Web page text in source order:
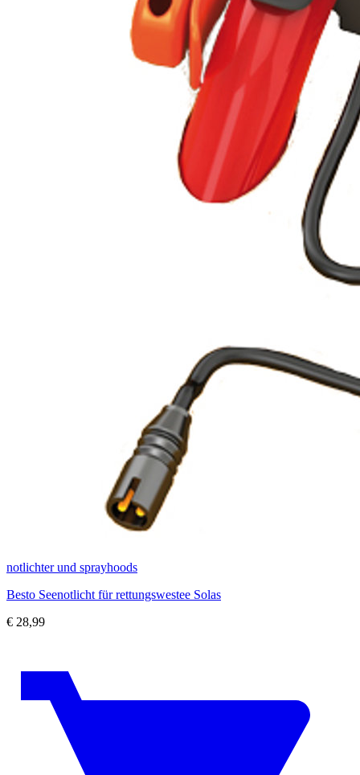
notlichter und sprayhoods
Besto Seenotlicht für rettungswestee Solas
€ 28,99